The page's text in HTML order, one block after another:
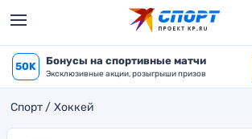
50K Бонусы на спортивные матчи
Эксклюзивные акции, розыгрыши призов
Спорт Хоккей